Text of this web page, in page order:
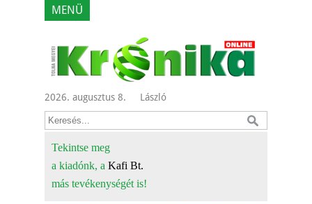
MENÜ
2026. augusztus 8. László
Tekintse meg
a kiadónk, a Kafi Bt.
más tevékenységét is!